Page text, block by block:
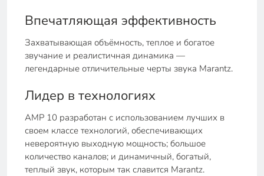
Впечатляющая эффективность
Захватывающая объёмность, теплое и богатое
звучание и реалистичная динамика —
легендарные отличительные черты звука Marantz.
Лидер в технологиях
AMP 10 разработан с использованием лучших в
своем классе технологий, обеспечивающих
невероятную выходную мощность; большое
количество каналов; и динамичный, богатый,
теплый звук, которым так славится Marantz.